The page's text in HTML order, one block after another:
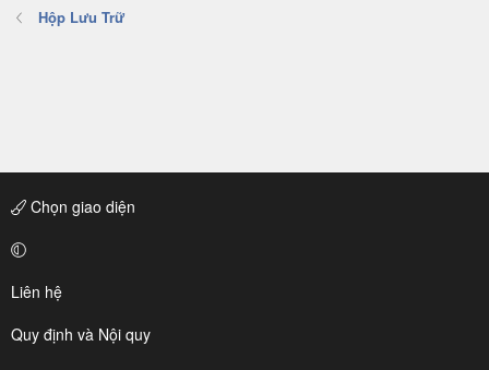
Hộp Lưu Trữ
Chọn giao diện
Liên hệ
Quy định và Nội quy